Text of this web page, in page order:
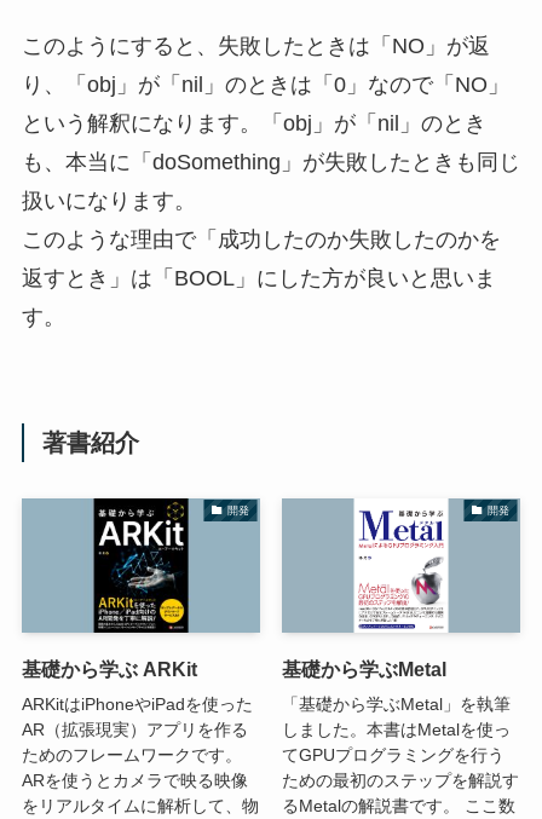
このようにすると、失敗したときは「NO」が返
り、「obj」が「nil」のときは「0」なので「NO」
という解釈になります。「obj」が「nil」のとき
も、本当に「doSomething」が失敗したときも同じ
扱いになります。
このような理由で「成功したのか失敗したのかを
返すとき」は「BOOL」にした方が良いと思いま
す。
著書紹介
開発
基礎から学ぶ ARKit
ARKitはiPhoneやiPadを使った
AR（拡張現実）アプリを作る
ためのフレームワークです。
ARを使うとカメラで映る映像
をリアルタイムに解析して、物
開発
基礎から学ぶMetal
「基礎から学ぶMetal」を執筆
しました。本書はMetalを使っ
てGPUプログラミングを行う
ための最初のステップを解説す
るMetalの解説書です。 ここ数